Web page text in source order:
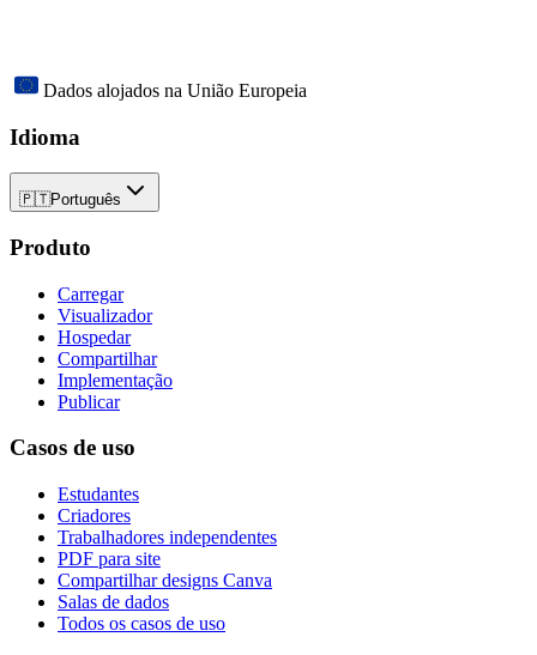
Dados alojados na União Europeia
Idioma
🇵🇹Português
Produto
Carregar
Visualizador
Hospedar
Compartilhar
Implementação
Publicar
Casos de uso
Estudantes
Criadores
Trabalhadores independentes
PDF para site
Compartilhar designs Canva
Salas de dados
Todos os casos de uso